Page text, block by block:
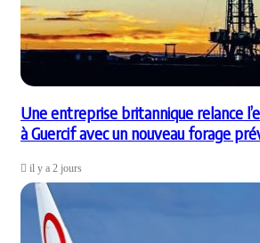
Une entreprise britannique relance
à Guercif avec un nouveau forage
il y a 2 jours